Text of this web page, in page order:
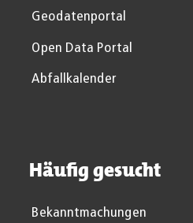
Geodatenportal
Open Data Portal
Abfallkalender
Häufig gesucht
Bekanntmachungen